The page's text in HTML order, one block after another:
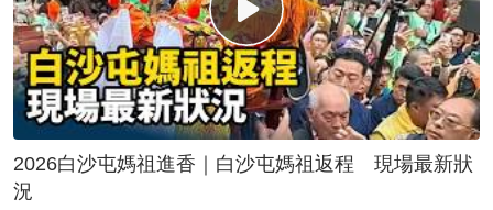
2026白沙屯媽祖進香｜白沙屯媽祖返程 現場最新狀
況